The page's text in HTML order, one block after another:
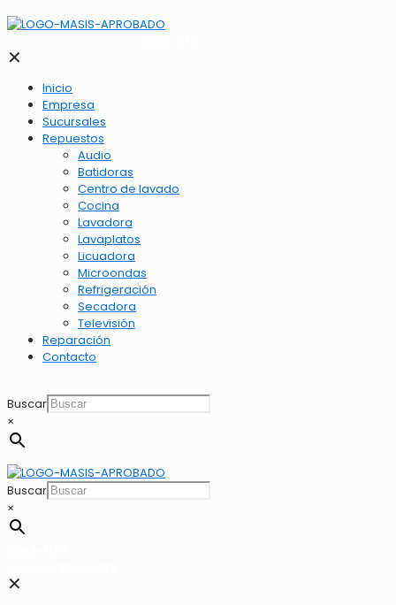
✕
Inicio
Empresa
Sucursales
Repuestos
Audio
Batidoras
Centro de lavado
Cocina
Lavadora
Lavaplatos
Licuadora
Microondas
Refrigeración
Secadora
Televisión
Reparación
Contacto
Buscar
×
Buscar
×
✕